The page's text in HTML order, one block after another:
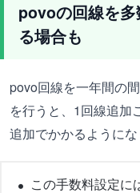
povoの回線を
る場合も
povo回線を一年間の
を行うと、1回線追加
追加でかかるようにな
この手数料設定に